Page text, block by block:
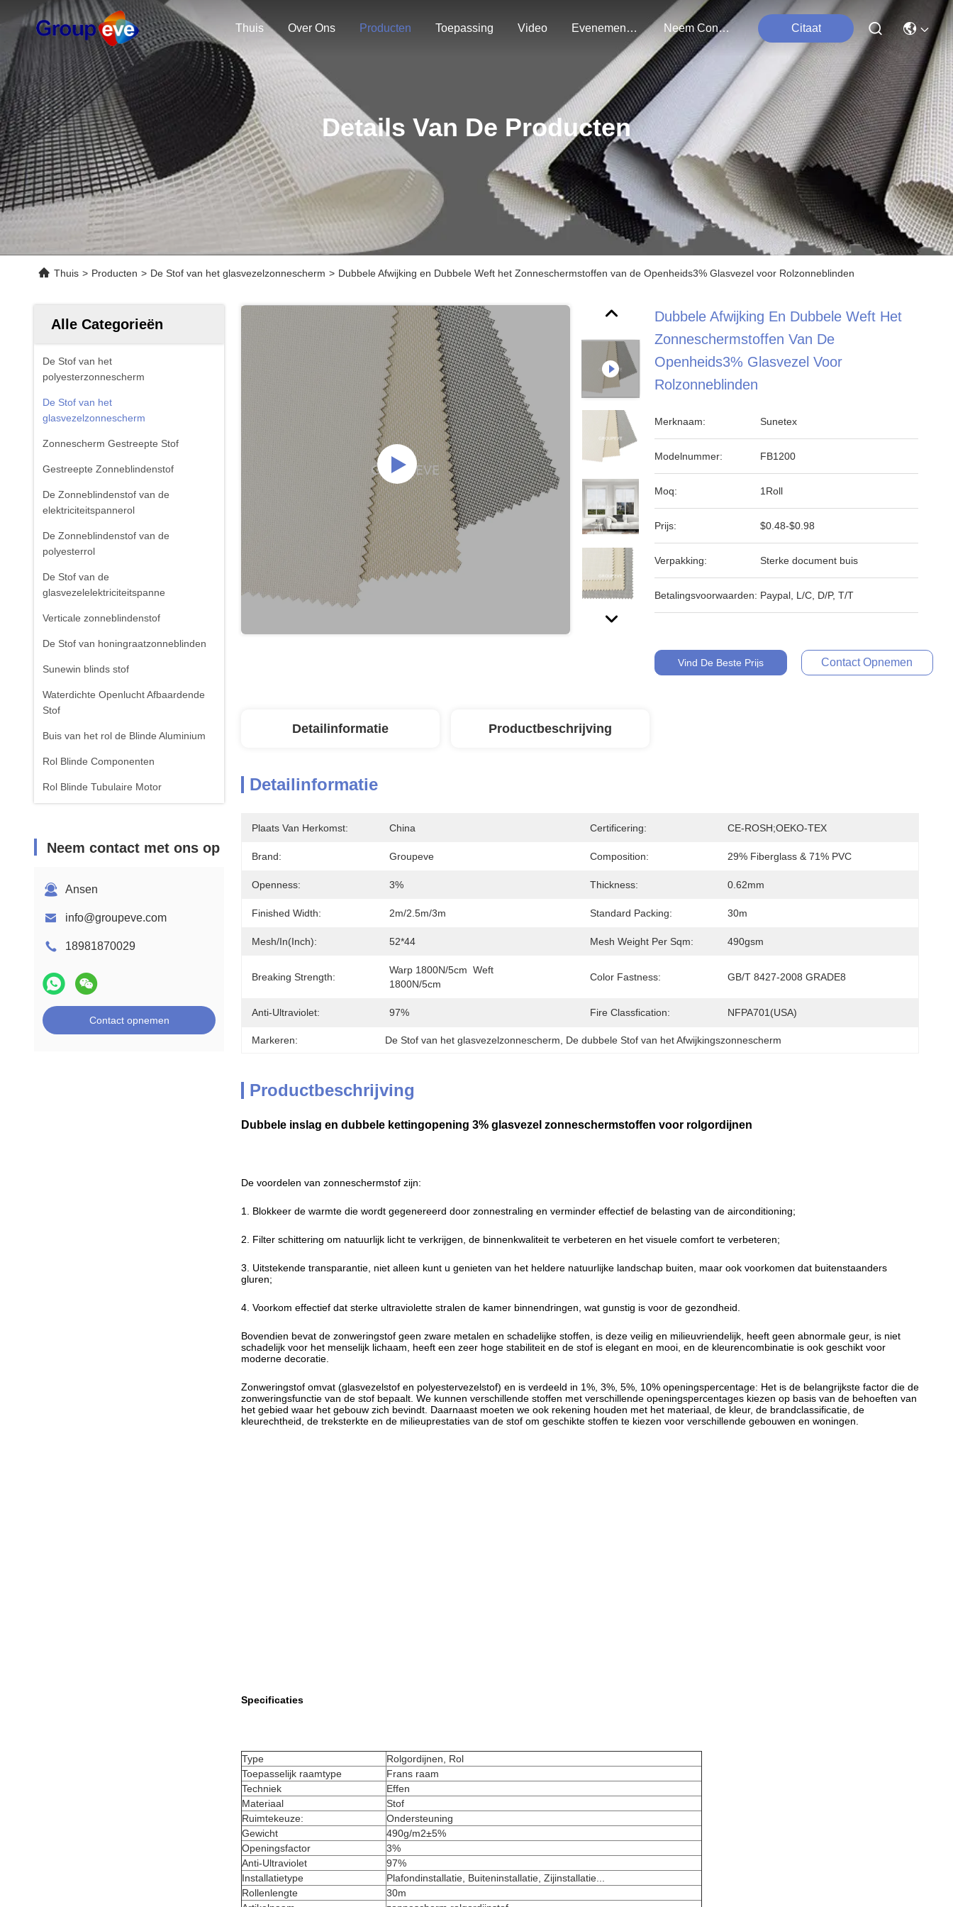
Thuis Over Ons Producten Toepassing Video Evenementen Neem Contact Met Ons Op Citaat
Details Van De Producten
Thuis > Producten > De Stof van het glasvezelzonnescherm > Dubbele Afwijking en Dubbele Weft het Zonneschermstoffen van de Openheids3% Glasvezel voor Rolzonneblinden
Alle Categorieën
De Stof van het
polyesterzonnescherm
De Stof van het
glasvezelzonnescherm
Zonnescherm Gestreepte Stof
Gestreepte Zonneblindenstof
De Zonneblindenstof van de
elektriciteitspannerol
De Zonneblindenstof van de
polyesterrol
De Stof van de
glasvezelelektriciteitspanne
Verticale zonneblindenstof
De Stof van honingraatzonneblinden
Sunewin blinds stof
Waterdichte Openlucht Afbaardende
Stof
Buis van het rol de Blinde Aluminium
Rol Blinde Componenten
Rol Blinde Tubulaire Motor
Neem contact met ons op
Ansen
info@groupeve.com
18981870029
Contact opnemen
Dubbele Afwijking En Dubbele Weft Het
Zonneschermstoffen Van De
Openheids3% Glasvezel Voor
Rolzonneblinden
Merknaam: Sunetex
Modelnummer: FB1200
Moq: 1Roll
Prijs: $0.48-$0.98
Verpakking: Sterke document buis
Betalingsvoorwaarden: Paypal, L/C, D/P, T/T
Vind De Beste Prijs Contact Opnemen
Detailinformatie Productbeschrijving
Detailinformatie
Plaats Van Herkomst: China Certificering: CE-ROSH;OEKO-TEX
Brand: Groupeve Composition: 29% Fiberglass & 71% PVC
Openness: 3% Thickness: 0.62mm
Finished Width: 2m/2.5m/3m Standard Packing: 30m
Mesh/In(Inch): 52*44 Mesh Weight Per Sqm: 490gsm
Breaking Strength:
Warp 1800N/5cm  Weft
1800N/5cm
Color Fastness: GB/T 8427-2008 GRADE8
Anti-Ultraviolet: 97% Fire Classfication: NFPA701(USA)
Markeren: De Stof van het glasvezelzonnescherm De dubbele Stof van het Afwijkingszonnescherm
Productbeschrijving
Dubbele inslag en dubbele kettingopening 3% glasvezel zonneschermstoffen voor rolgordijnen
De voordelen van zonneschermstof zijn:
1. Blokkeer de warmte die wordt gegenereerd door zonnestraling en verminder effectief de belasting van de airconditioning;
2. Filter schittering om natuurlijk licht te verkrijgen, de binnenkwaliteit te verbeteren en het visuele comfort te verbeteren;
3. Uitstekende transparantie, niet alleen kunt u genieten van het heldere natuurlijke landschap buiten, maar ook voorkomen dat buitenstaanders
gluren;
4. Voorkom effectief dat sterke ultraviolette stralen de kamer binnendringen, wat gunstig is voor de gezondheid.
Bovendien bevat de zonweringstof geen zware metalen en schadelijke stoffen, is deze veilig en milieuvriendelijk, heeft geen abnormale geur, is niet
schadelijk voor het menselijk lichaam, heeft een zeer hoge stabiliteit en de stof is elegant en mooi, en de kleurencombinatie is ook geschikt voor
moderne decoratie.
Zonweringstof omvat (glasvezelstof en polyestervezelstof) en is verdeeld in 1%, 3%, 5%, 10% openingspercentage: Het is de belangrijkste factor die de
zonweringsfunctie van de stof bepaalt. We kunnen verschillende stoffen met verschillende openingspercentages kiezen op basis van de behoeften van
het gebied waar het gebouw zich bevindt. Daarnaast moeten we ook rekening houden met het materiaal, de kleur, de brandclassificatie, de
kleurechtheid, de treksterkte en de milieuprestaties van de stof om geschikte stoffen te kiezen voor verschillende gebouwen en woningen.
Specificaties
Type
Rolgordijnen, Rol
Toepasselijk raamtype
Frans raam
Techniek
Effen
Materiaal
Stof
Ruimtekeuze:
Ondersteuning
Gewicht
490g/m2±5%
Openingsfactor
3%
Anti-Ultraviolet
97%
Installatietype
Plafondinstallatie, Buiteninstallatie, Zijinstallatie...
Rollenlengte
30m